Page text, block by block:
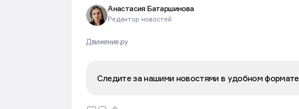
Анастасия Батаршинова
Редактор новостей
Движение.ру
Следите за нашими новостями в удобном формате